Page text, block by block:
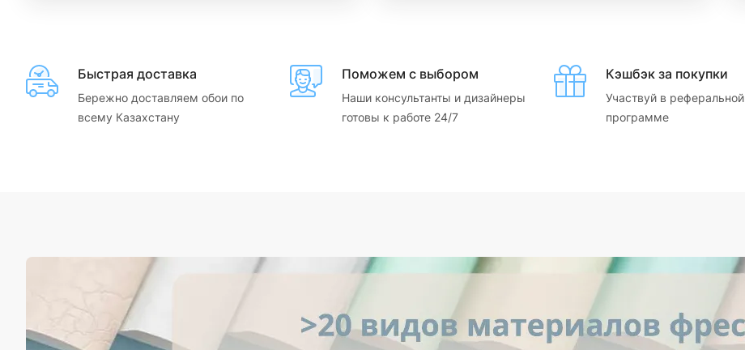
Быстрая доставка
Бережно доставляем обои по
всему Казахстану
Поможем с выбором
Наши консультанты и дизайнеры
готовы к работе 24/7
Кэшбэк за покупки
Участвуй в реферальной
программе